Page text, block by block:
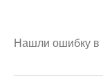
Нашли ошибку в